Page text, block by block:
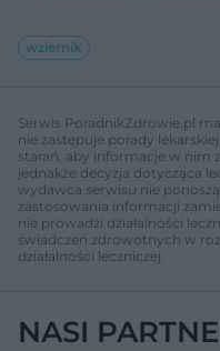
wziernik
Serwis PoradnikZdrowie.pl
nie zastępuje porady
starań, aby informacje w nim
jednakże decyzja dotycząca
wydawca serwisu nie
zastosowania informacji
nie prowadzi działalności
świadczeń zdrowotnych w
działalności leczniczej.
NASI